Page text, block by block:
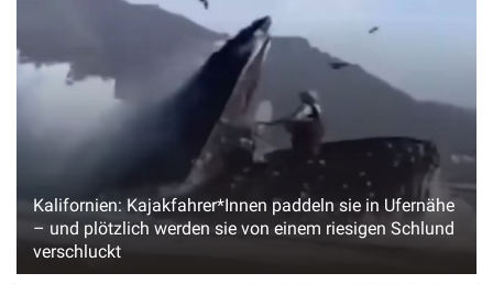
Kalifornien: Kajakfahrer*Innen paddeln sie in Ufernähe
– und plötzlich werden sie von einem riesigen Schlund
verschluckt